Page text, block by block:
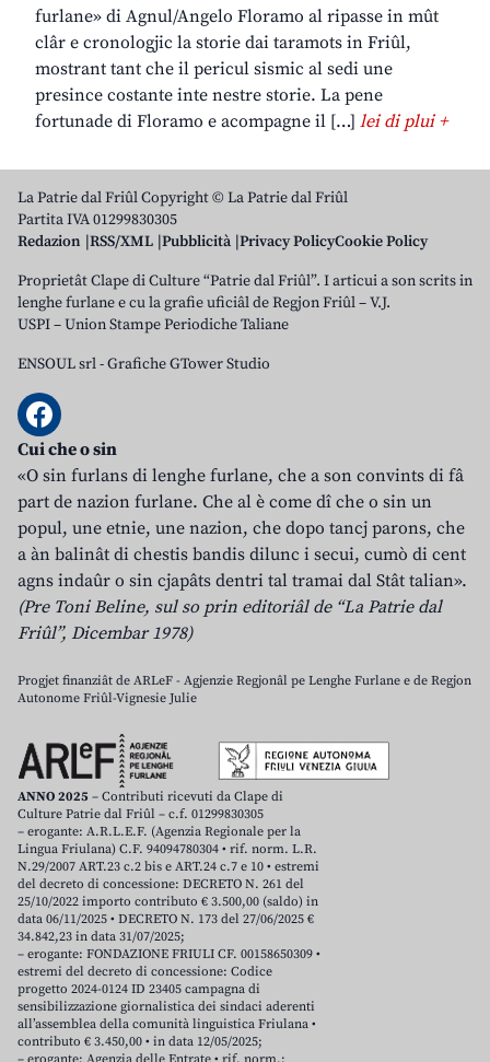
furlane» di Agnul/Angelo Floramo al ripasse in mût
clâr e cronologjic la storie dai taramots in Friûl,
mostrant tant che il pericul sismic al sedi une
presince costante inte nestre storie. La pene
fortunade di Floramo e acompagne il […] lei di plui +
La Patrie dal Friûl Copyright © La Patrie dal Friûl
Partita IVA 01299830305
Redazion RSS/XML Pubblicità Privacy PolicyCookie Policy
Proprietât Clape di Culture “Patrie dal Friûl”. I articui a son scrits in
lenghe furlane e cu la grafie uficiâl de Regjon Friûl – V.J.
USPI – Union Stampe Periodiche Taliane
ENSOUL srl-Grafiche GTower Studio
Cui che o sin
«O sin furlans di lenghe furlane, che a son convints di fâ
part de nazion furlane. Che al è come dî che o sin un
popul, une etnie, une nazion, che dopo tancj parons, che
a àn balinât di chestis bandis dilunc i secui, cumò di cent
agns indaûr o sin cjapâts dentri tal tramai dal Stât talian».
(Pre Toni Beline, sul so prin editoriâl de “La Patrie dal
Friûl”, Dicembar 1978)
Progjet finanziât de ARLeF - Agjenzie Regjonâl pe Lenghe Furlane e de Regjon
Autonome Friûl-Vignesie Julie
ANNO 2025 – Contributi ricevuti da Clape di
Culture Patrie dal Friûl – c.f. 01299830305
– erogante: A.R.L.E.F. (Agenzia Regionale per la
Lingua Friulana) C.F. 94094780304 • rif. norm. L.R.
N.29/2007 ART.23 c.2 bis e ART.24 c.7 e 10 • estremi
del decreto di concessione: DECRETO N. 261 del
25/10/2022 importo contributo € 3.500,00 (saldo) in
data 06/11/2025 • DECRETO N. 173 del 27/06/2025 €
34.842,23 in data 31/07/2025;
– erogante: FONDAZIONE FRIULI CF. 00158650309 •
estremi del decreto di concessione: Codice
progetto 2024-0124 ID 23405 campagna di
sensibilizzazione giornalistica dei sindaci aderenti
all’assemblea della comunità linguistica Friulana •
contributo € 3.450,00 • in data 12/05/2025;